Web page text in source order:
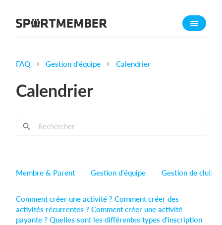
À propos de sportmember
Fonctionnalités
Collecte de cotisations
Boutique en ligne
Combien ça coûte ?
Français
FAQ Gestion d'équipe Calendrier
Calendrier
Membre & Parent Gestion d'équipe Gestion de club
Comment créer une activité ? Comment créer des
activités récurrentes ? Comment créer une activité
payante ? Quelles sont les différentes types d'inscription